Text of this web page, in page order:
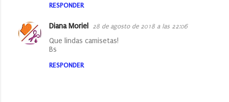
RESPONDER
Diana Moriel 28 de agosto de 2018 a las 22:06
Que lindas camisetas!
Bs
RESPONDER